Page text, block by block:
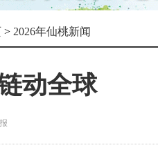
> 2026年仙桃新闻
动全球